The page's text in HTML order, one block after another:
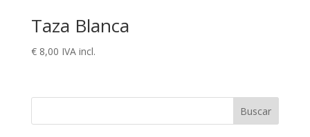
Taza Blanca
€8,00 IVA incl.
Buscar